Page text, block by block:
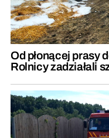
Od płonącej prasy
Rolnicy zadziałali